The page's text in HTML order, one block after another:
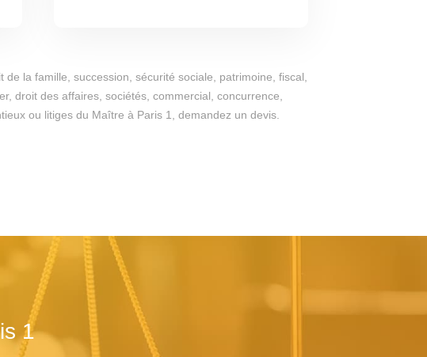
la famille, succession, sécurité sociale, patrimoine, fiscal,
droit des affaires, sociétés, commercial, concurrence,
ou litiges du Maître à Paris 1, demandez un devis.
1